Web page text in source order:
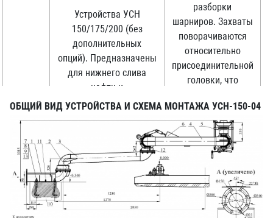
Устройства УСН
150/175/200 (без
дополнительных
опций). Предназначены
для нижнего слива
нефти и
нефтепродуктов из
цистерн и представляет
собой шарнирный
трубопровод с опорным
присоединительной
головкой.
разборки
шарниров. Захваты
поворачиваются
относительно
присоединительной
головки, что
установить их в
любом удобном
месте на сливном
приборе цистерны.
Шарнирное
исполнение
захватов и
специальная
ОБЩИЙ ВИД УСТРОЙСТВА И СХЕМА МОНТАЖА УСН-150-04